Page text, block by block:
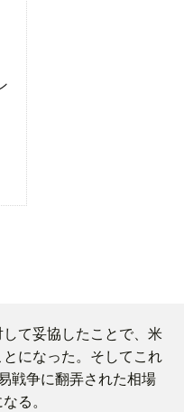
て妥協したことで、米
になった。そしてこれ
戦争に翻弄された相場
る。